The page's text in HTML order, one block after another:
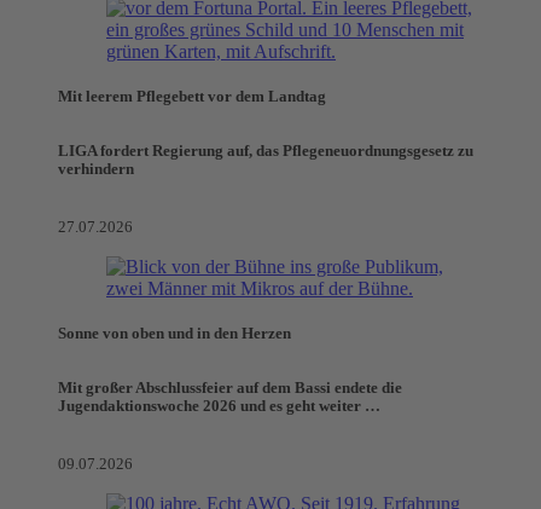
Mit leerem Pflegebett vor dem Landtag
LIGA fordert Regierung auf, das Pflegeneuordnungsgesetz zu
verhindern
27.07.2026
Sonne von oben und in den Herzen
Mit großer Abschlussfeier auf dem Bassi endete die
Jugendaktionswoche 2026 und es geht weiter …
09.07.2026